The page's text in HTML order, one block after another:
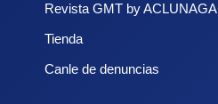
Revista GMT by ACLUNAGA
Tienda
Canle de denuncias